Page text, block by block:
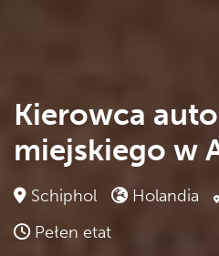
Kierowca
miejskiego w
Schiphol Holandia
Pełen etat